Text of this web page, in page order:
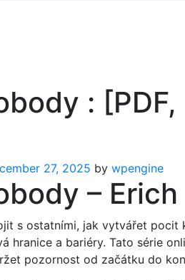
: [PDF,
27, 2025 by wpengine
– Erich
s ostatními, jak vytvářet pocit
hranice a bariéry. Tato série
pozornost od začátku do